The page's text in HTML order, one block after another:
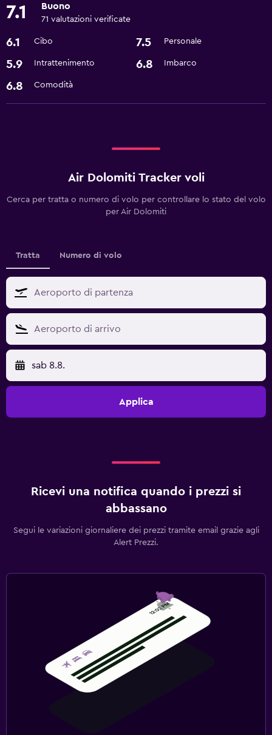
7.1 Buono
71 valutazioni verificate
6.1 Cibo 7.5 Personale
5.9 Intrattenimento 6.8 Imbarco
6.8 Comodità
Air Dolomiti Tracker voli
Cerca per tratta o numero di volo per controllare lo stato del volo
per Air Dolomiti
Tratta Numero di volo
sab 8.8.
Applica
Ricevi una notifica quando i prezzi si
abbassano
Segui le variazioni giornaliere dei prezzi tramite email grazie agli
Alert Prezzi.